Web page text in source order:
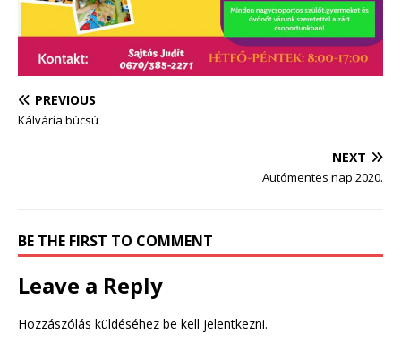
PREVIOUS
Kálvária búcsú
NEXT
Autómentes nap 2020.
BE THE FIRST TO COMMENT
Leave a Reply
Hozzászólás küldéséhez be kell jelentkezni.